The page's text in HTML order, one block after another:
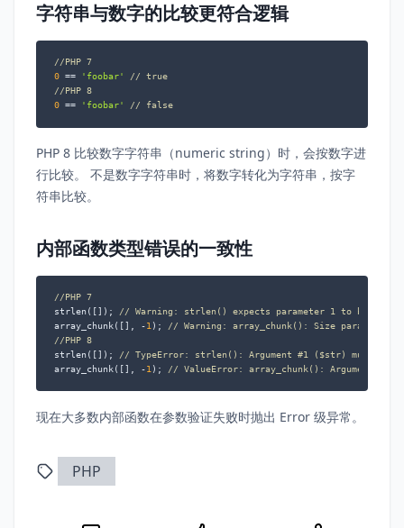
字符串与数字的比较更符合逻辑
//PHP 7
0 == 'foobar'
// true
//PHP 8
0 == 'foobar' // false
PHP 8 比较数字字符串（numeric string）时，会按数字进
行比较。 不是数字字符串时，将数字转化为字符串，按字
符串比较。
内部函数类型错误的一致性
//PHP 7
strlen([]);
// Warning: strlen() expects parameter 1 to be
array_chunk([], -1 );
// Warning: array_chunk(): Size parameter
//PHP 8
strlen([]);
// TypeError: strlen(): Argument #1 ($str) must be
array_chunk([], -1 ); // ValueError: array_chunk(): Argument #2
现在大多数内部函数在参数验证失败时抛出 Error 级异常。
PHP